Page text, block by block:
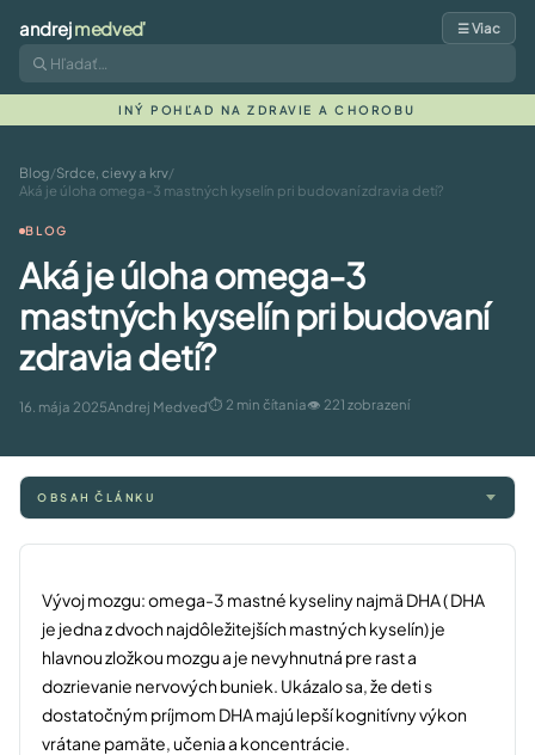
andrejmedveď ☰ Viac
INÝ POHĽAD NA ZDRAVIE A CHOROBU
Blog/Srdce, cievy a krv/
Aká je úloha omega-3 mastných kyselín pri budovaní zdravia detí?
BLOG
Aká je úloha omega-3
mastných kyselín pri budovaní
zdravia detí?
16. mája 2025Andrej Medveď⏱ 2 min čítania👁 221 zobrazení
OBSAH ČLÁNKU
Vývoj mozgu: omega-3 mastné kyseliny najmä DHA ( DHA
je jedna z dvoch najdôležitejších mastných kyselín) je
hlavnou zložkou mozgu a je nevyhnutná pre rast a
dozrievanie nervových buniek. Ukázalo sa, že deti s
dostatočným príjmom DHA majú lepší kognitívny výkon
vrátane pamäte, učenia a koncentrácie.